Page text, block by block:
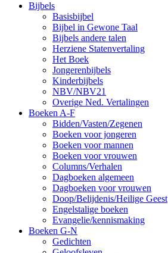
Bijbels
Basisbijbel
Bijbel in Gewone Taal
Bijbels andere talen
Herziene Statenvertaling
Het Boek
Jongerenbijbels
Kinderbijbels
NBV/NBV21
Overige Ned. Vertalingen
Boeken A-F
Bidden/Vasten/Zegenen
Boeken voor jongeren
Boeken voor mannen
Boeken voor vrouwen
Columns/Verhalen
Dagboeken algemeen
Dagboeken voor vrouwen
Doop/Belijdenis/Heilige Geest
Engelstalige boeken
Evangelie/kennismaking
Boeken G-N
Gedichten